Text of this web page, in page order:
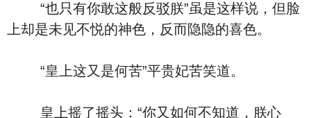
“也只有你敢这般反驳朕”虽是这样说，但脸
上却是未见不悦的神色，反而隐隐的喜色。
“皇上这又是何苦”平贵妃苦笑道。
皇上摇了摇头：“你又如何不知道，朕心